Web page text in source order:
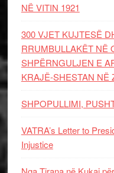
NË VITIN 1921
300 VJET KUJTESË
RRUMBULLAKËT NË
SHPËRNGULJEN E
KRAJË-SHESTAN NË
SHPOPULLIMI,
VATRA’s Letter to
Injustice